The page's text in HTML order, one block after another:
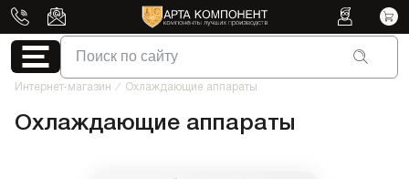
Поиск по сайту
Интернет-магазин / Охлаждающие аппараты
Охлаждающие аппараты